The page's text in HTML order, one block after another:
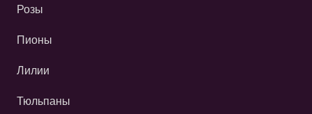
Розы
Пионы
Лилии
Тюльпаны